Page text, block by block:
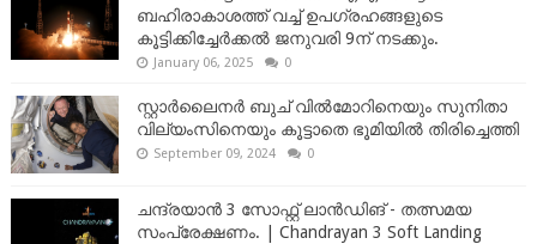
ബഹിരാകാശത്ത് വച്ച് ഉപഗ്രഹങ്ങളുടെ
കൂട്ടിക്കിച്ചേർക്കൽ ജനുവരി 9ന് നടക്കും.
January 06, 2025 0
സ്റ്റാർലൈനർ ബുച് വിൽമോറിനെയും സുനിതാ
വില്യംസിനെയും കൂട്ടാതെ ഭൂമിയിൽ തിരിച്ചെത്തി
September 09, 2024 0
ചന്ദ്രയാൻ 3 സോഫ്റ്റ് ലാൻഡിങ് - തത്സമയ
സംപ്രേക്ഷണം. | Chandrayan 3 Soft Landing